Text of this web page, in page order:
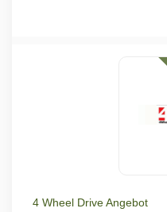
4 Wheel Drive Angebot